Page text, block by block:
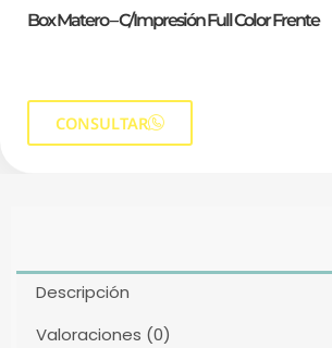
Box Matero – C/Impresión Full Color Frente
CONSULTAR
Descripción
Valoraciones (0)